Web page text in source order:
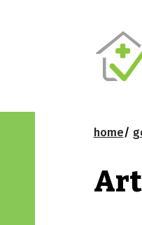
home